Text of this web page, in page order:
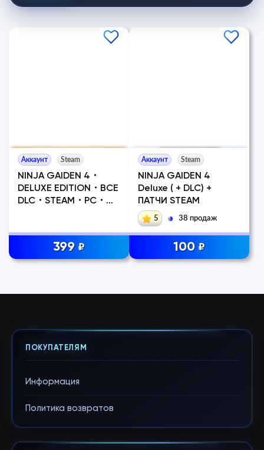
Аккаунт Steam
NINJA GAIDEN 4・
DELUXE EDITION・ВСЕ
DLC・STEAM・PC・
399 ₽
Аккаунт Steam
NINJA GAIDEN 4
Deluxe ( + DLC) +
ПАТЧИ STEAM
5 38 продаж
100 ₽
ПОКУПАТЕЛЯМ
Информация
Политика возвратов